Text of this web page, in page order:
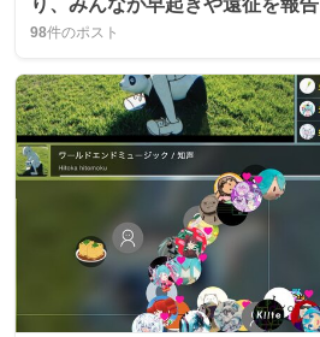
り、みんなが早起きや遠征を報告
98件のポスト